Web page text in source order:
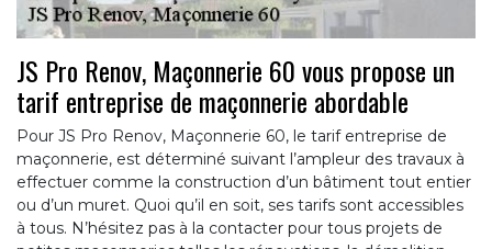
JS Pro Renov, Maçonnerie 60 vous propose un
tarif entreprise de maçonnerie abordable
Pour JS Pro Renov, Maçonnerie 60, le tarif entreprise de
maçonnerie, est déterminé suivant l’ampleur des travaux à
effectuer comme la construction d’un bâtiment tout entier
ou d’un muret. Quoi qu’il en soit, ses tarifs sont accessibles
à tous. N’hésitez pas à la contacter pour tous projets de